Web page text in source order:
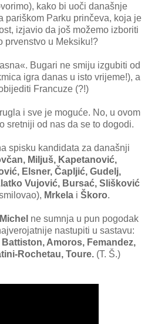
kako bi uoči današnje
pariškom Parku prinčeva, koja je
izjavio da još možemo izboriti
prvenstvo u Meksiku!?
Bugari ne smiju izgubiti od
igra danas u isto vrijeme!), a
Francuze (?!)
i sve je moguće. No, u ovom
sretniji od nas da se to dogodi.
spisku kandidata za današnji
Miljuš, Kapetanović,
Elsner, Čapljić, Gudelj,
Vujović, Bursać, Slišković
Mrkelai Škoro.
ne sumnja u pun pogodak
nastupiti u sastavu:
Amoros, Femandez,
Rochetau, Toure.(T. Š.)